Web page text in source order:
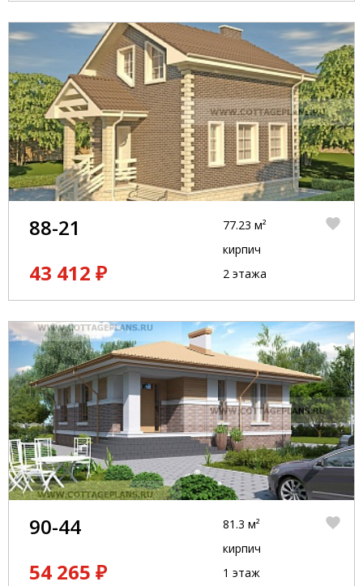
88-21
43 412 ₽
77.23 м²
кирпич
2 этажа
90-44
54 265 ₽
81.3 м²
кирпич
1 этаж